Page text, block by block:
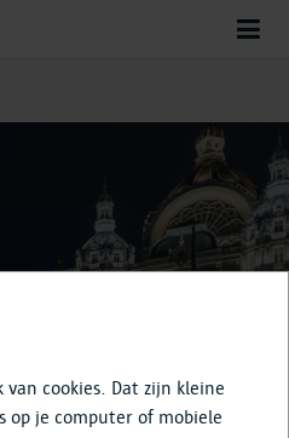
cookies. Dat zijn kleine
op je computer of mobiele